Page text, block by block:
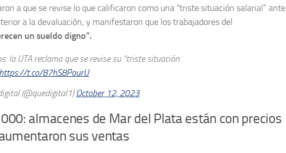
a que se revise lo que calificaron como una “triste situación salarial” ante
a la devaluación, y manifestaron que los trabajadores del
un sueldo digno”.
la UTA reclama que se revise su “triste situación
t.co/87hS8PourU
(@quedigital1) October 12, 2023
almacenes de Mar del Plata están con precios
sus ventas